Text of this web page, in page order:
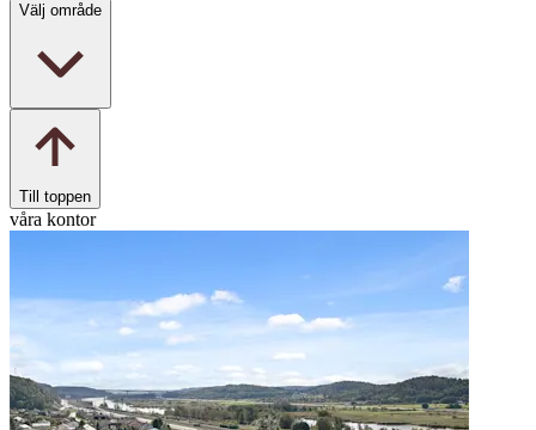
Välj område
Till toppen
våra kontor